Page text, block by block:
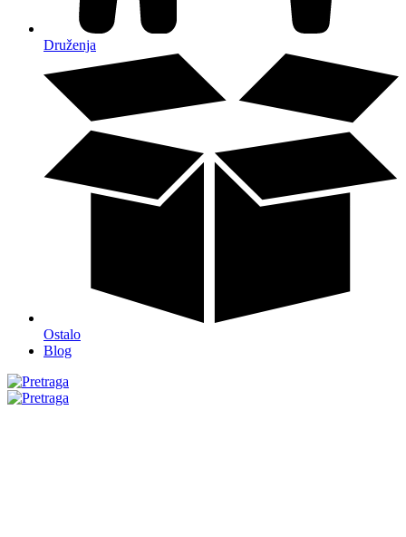
Druženja
Ostalo
Blog